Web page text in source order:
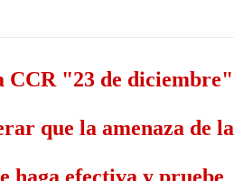
CCR "23 de diciembre"
que la amenaza de la